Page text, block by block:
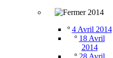
2014
º 4 Avril 2014
º 18 Avril
2014
º 28 Avril